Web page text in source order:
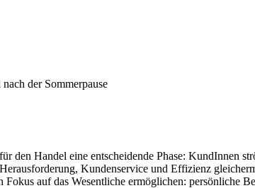
der Sommerpause
den Handel eine entscheidende Phase: KundInnen
Kundenservice und Effizienz
auf das Wesentliche ermöglichen: persönliche